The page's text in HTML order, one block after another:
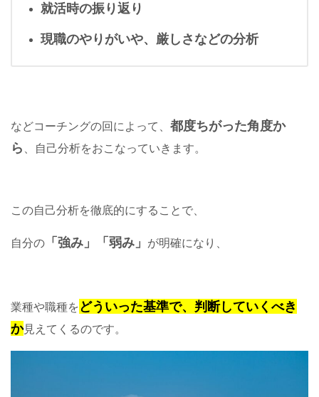
就活時の振り返り
現職のやりがいや、厳しさなどの分析
などコーチングの回によって、 都度ちがった角度か
ら
、自己分析をおこなっていきます。
この自己分析を徹底的にすることで、
自分の 「強み」「弱み」 が明確になり、
業種や職種を どういった基準で、判断していくべき
か見えてくるのです。